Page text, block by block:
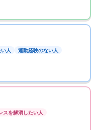
人 運動経験のない人
スを解消したい人